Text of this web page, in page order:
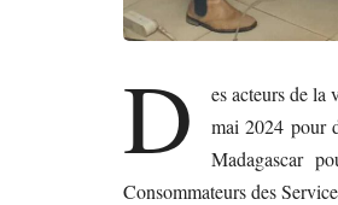
D
es acteurs de
mai 2024 pour
Madagascar
Consommateurs des